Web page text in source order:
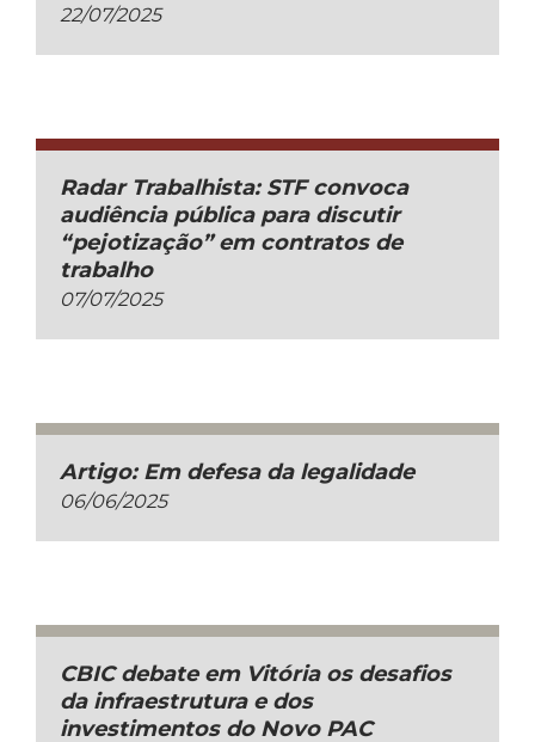
22/07/2025
Radar Trabalhista: STF convoca
audiência pública para discutir
“pejotização” em contratos de
trabalho
07/07/2025
Artigo: Em defesa da legalidade
06/06/2025
CBIC debate em Vitória os desafios
da infraestrutura e dos
investimentos do Novo PAC